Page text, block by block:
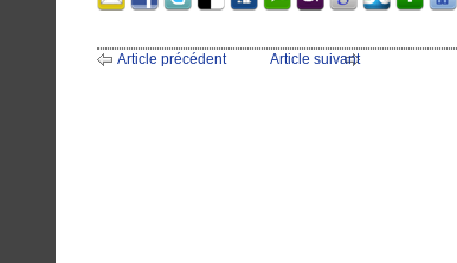
Article précédent Article suivant